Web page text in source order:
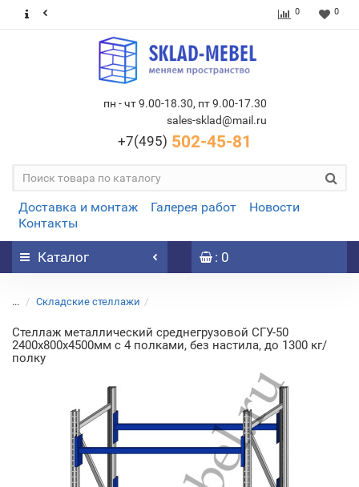
0 0
пн - чт 9.00-18.30, пт 9.00-17.30
sales-sklad@mail.ru
+7(495) 502-45-81
Доставка и монтаж Галерея работ
Новости
Контакты
Каталог : 0
... Складские стеллажи
Стеллаж металлический среднегрузовой СГУ-50
2400х800х4500мм с 4 полками, без настила, до 1300 кг/
полку